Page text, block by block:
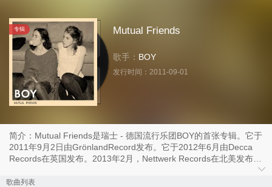
专辑 Mutual Friends
歌手： BOY
发行时间： 2011-09-01
简介：Mutual Friends是瑞士 - 德国流行乐团BOY的首张专辑。它于
2011年9月2日由GrönlandRecord发布。它于2012年6月由Decca
Records在英国发布。2013年2月，Nettwerk Records在北美发布了
歌曲列表